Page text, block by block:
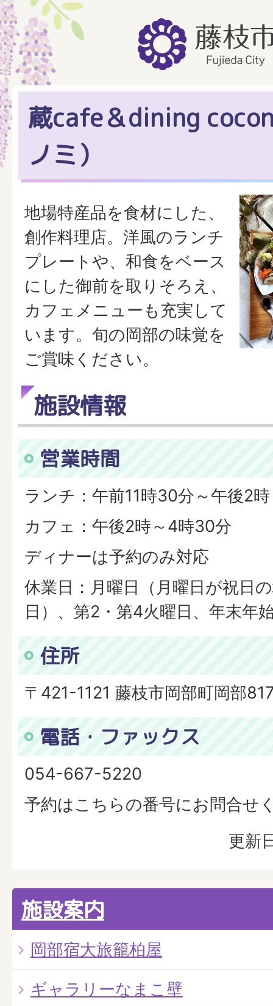
蔵cafe＆dining
ノミ）
地場特産品を食材にした、
創作料理店。洋風のランチ
プレートや、和食をベース
にした御前を取りそろえ、
カフェメニューも充実して
います。旬の岡部の味覚を
ご賞味ください。
施設情報
営業時間
ランチ：午前11時30分～午後2時
カフェ：午後2時～4時30分
ディナーは予約のみ対応
休業日：月曜日（月曜日が祝日
日）、第2・第4火曜日、年末年
住所
〒421-1121 藤枝市岡部町岡部
電話・ファックス
054-667-5220
予約はこちらの番号にお問合せ
更新
施設案内
岡部宿大旅籠柏屋
ギャラリーなまこ壁